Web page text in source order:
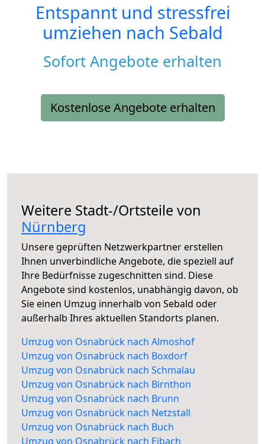
Entspannt und stressfrei
umziehen nach Sebald
Sofort Angebote erhalten
Kostenlose Angebote erhalten
Weitere Stadt-/Ortsteile von
Nürnberg
Unsere geprüften Netzwerkpartner erstellen
Ihnen unverbindliche Angebote, die speziell auf
Ihre Bedürfnisse zugeschnitten sind. Diese
Angebote sind kostenlos, unabhängig davon, ob
Sie einen Umzug innerhalb von Sebald oder
außerhalb Ihres aktuellen Standorts planen.
Umzug von Osnabrück nach Almoshof
Umzug von Osnabrück nach Boxdorf
Umzug von Osnabrück nach Schmalau
Umzug von Osnabrück nach Birnthon
Umzug von Osnabrück nach Brunn
Umzug von Osnabrück nach Netzstall
Umzug von Osnabrück nach Buch
Umzug von Osnabrück nach Eibach